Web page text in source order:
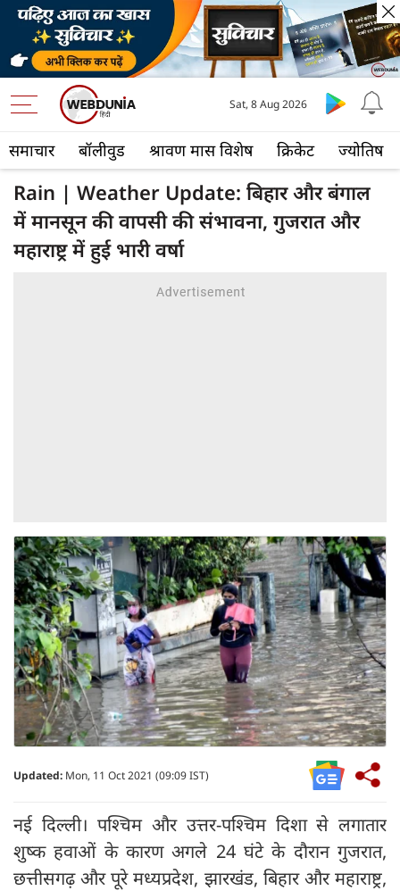
समाचार बॉलीवुड श्रावण मास विशेष क्रिकेट ज्योतिष
Sat, 8 Aug 2026
Rain | Weather Update: बिहार और बंगाल
में मानसून की वापसी की संभावना, गुजरात और
महाराष्ट्र में हुई भारी वर्षा
Updated: Mon, 11 Oct 2021 (09:09 IST)
नई दिल्ली। पश्चिम और उत्तर-पश्चिम दिशा से लगातार
शुष्क हवाओं के कारण अगले 24 घंटे के दौरान गुजरात,
छत्तीसगढ़ और पूरे मध्यप्रदेश, झारखंड, बिहार और महाराष्ट्र,